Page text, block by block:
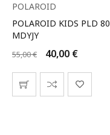
POLAROID
POLAROID KIDS PLD
MDYJY
55,00€ 40,00 €